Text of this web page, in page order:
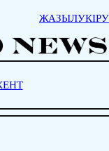
ЖАЗЫЛУКІРУ